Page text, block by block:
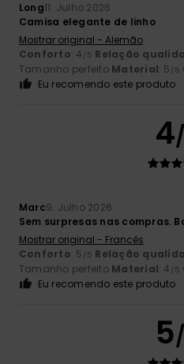
Long11. Julho 2026
Camisa elegante de linho
Mostrar original - Alemão
Conforto: 4 /5 Relação
Tamanho perfeito Material: 5 /5
Eu recomendo este produto
4
Marc9. Julho 2026
Sem surpresas nas compras.
Mostrar original - Francês
Conforto: 5 /5 Relação
Tamanho perfeito Material: 4 /5
Eu recomendo este produto
5